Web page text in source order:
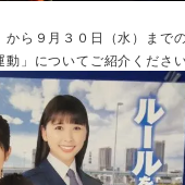
ら９月３０日（水）まで
動」についてご紹介ください